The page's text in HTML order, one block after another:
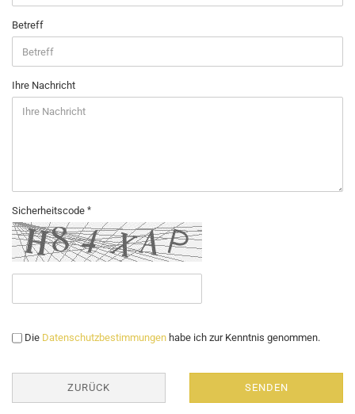
Betreff
Ihre Nachricht
Sicherheitscode
Die Datenschutzbestimmungen habe ich zur Kenntnis genommen.
ZURÜCK SENDEN